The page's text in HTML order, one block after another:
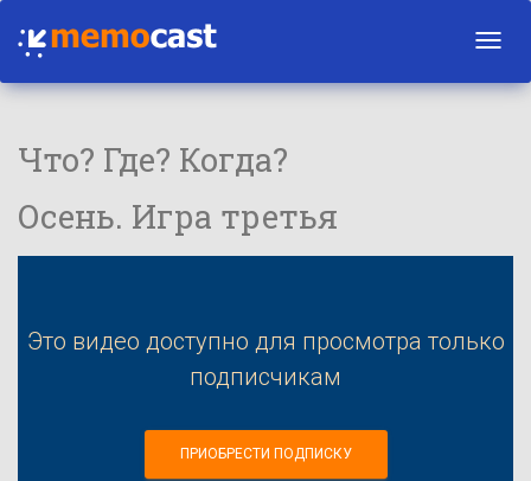
Что? Где? Когда?
Осень. Игра третья
Это видео доступно для просмотра только
подписчикам
ПРИОБРЕСТИ ПОДПИСКУ